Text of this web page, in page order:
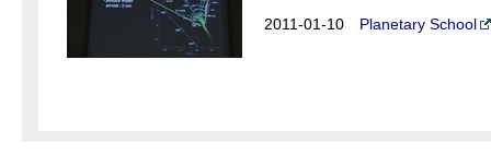
2011-01-10 Planetary School